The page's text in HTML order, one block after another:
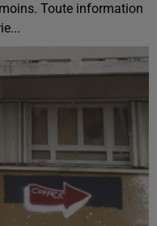
Toute information